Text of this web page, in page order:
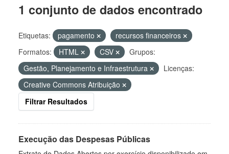
1 conjunto de dados encontrado
Etiquetas: pagamento
recursos financeiros
Formatos:
HTML CSV
Grupos:
Gestão, Planejamento e Infraestrutura
Licenças:
Creative Commons Atribuição
Filtrar Resultados
Execução das Despesas Públicas